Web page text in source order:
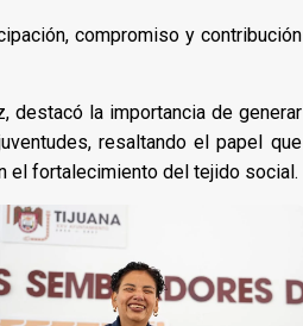
compromiso y contribución
destacó la importancia de generar
resaltando el papel que
el fortalecimiento del tejido social.